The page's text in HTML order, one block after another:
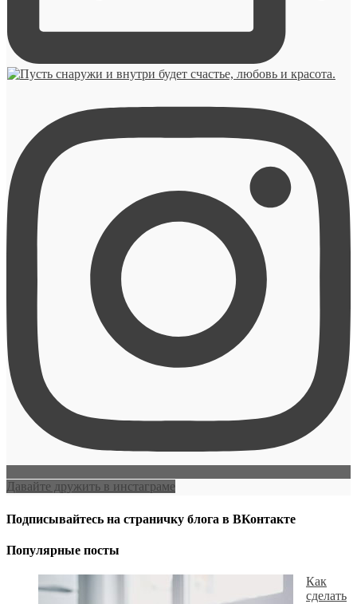
Давайте дружить в инстаграме
Подписывайтесь на страничку блога в ВКонтакте
Популярные посты
Как
сделать